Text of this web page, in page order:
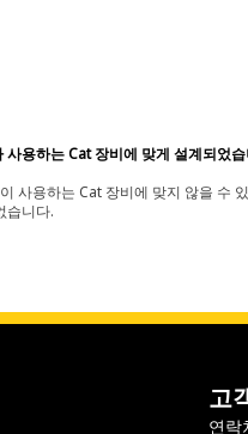
사용하는 Cat 장비에 맞게 설계되었
사용하는 Cat 장비에 맞지 않을 수
습니다.
고
연락